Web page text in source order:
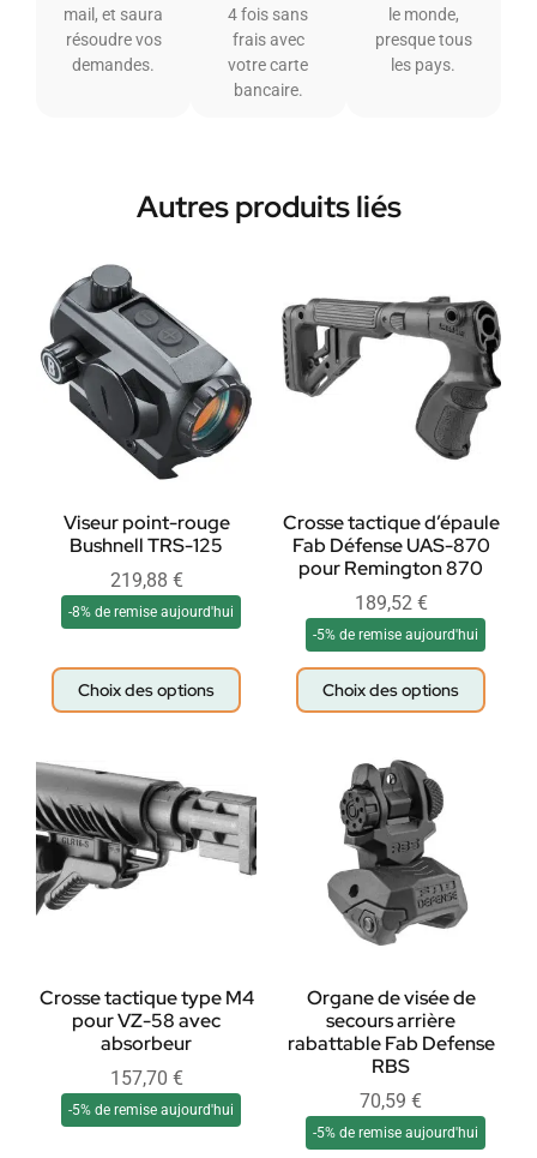
mail, et saura
résoudre vos
demandes.
4 fois sans
frais avec
votre carte
bancaire.
le monde,
presque tous
les pays.
Autres produits liés
Viseur point-rouge
Bushnell TRS-125
219,88 €
-8% de remise aujourd'hui
Choix des options
Crosse tactique d’épaule
Fab Défense UAS-870
pour Remington 870
189,52 €
-5% de remise aujourd'hui
Choix des options
Crosse tactique type M4
pour VZ-58 avec
absorbeur
157,70 €
-5% de remise aujourd'hui
Organe de visée de
secours arrière
rabattable Fab Defense
RBS
70,59 €
-5% de remise aujourd'hui